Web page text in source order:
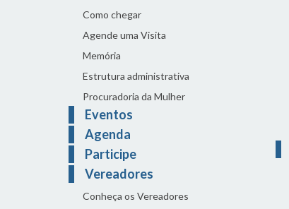
Como chegar
Agende uma Visita
Memória
Estrutura administrativa
Procuradoria da Mulher
Eventos
Agenda
Participe
Vereadores
Conheça os Vereadores